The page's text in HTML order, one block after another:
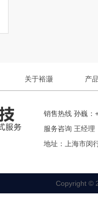
关于裕灏 产
销售热线 孙巍
服务咨询 王经
地址：上海市闵
Copyright ©